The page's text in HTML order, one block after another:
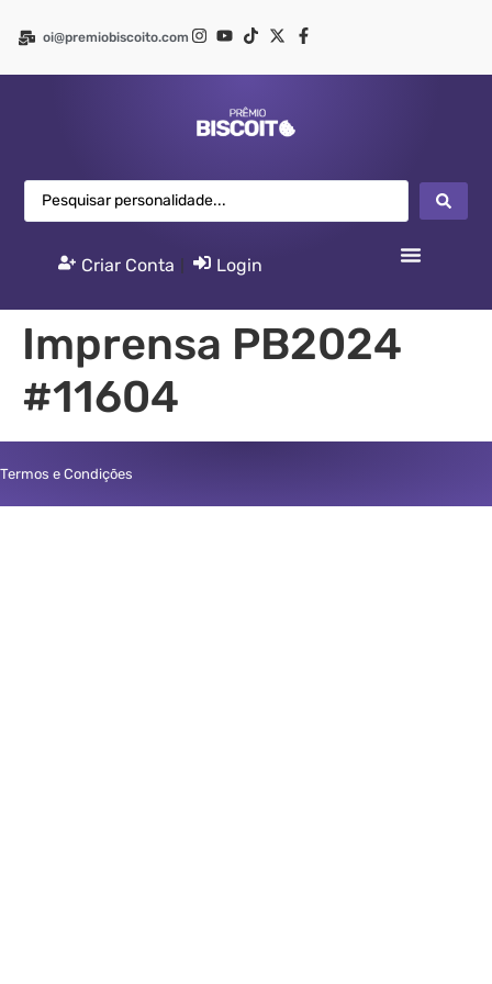
oi@premiobiscoito.com
Criar Conta Login
Imprensa PB2024
#11604
Termos e Condições